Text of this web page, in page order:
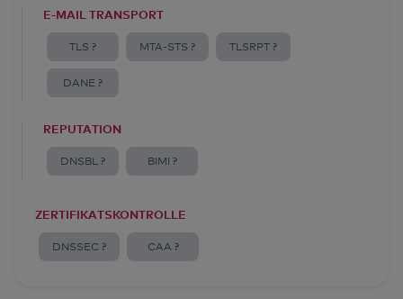
E-MAIL TRANSPORT
TLS ? MTA-STS ? TLSRPT ?
DANE ?
REPUTATION
DNSBL ? BIMI ?
ZERTIFIKATSKONTROLLE
DNSSEC ? CAA ?